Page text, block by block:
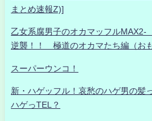
まとめ速報Z)]
乙女系腐男子のオカマッフル
逆襲！！ 極道のオカマたち編（お
スーパーウンコ！
新・ハゲッフル！哀愁のハゲ男の髪
ハゲっTEL？